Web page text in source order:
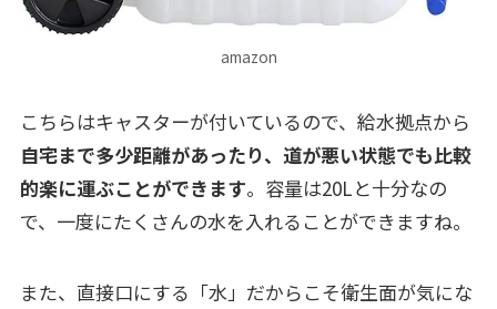
amazon
こちらはキャスターが付いているので、給水拠点から
自宅まで多少距離があったり、道が悪い状態でも比較
的楽に運ぶことができます。容量は20Lと十分なの
で、一度にたくさんの水を入れることができますね。
また、直接口にする「水」だからこそ衛生面が気にな